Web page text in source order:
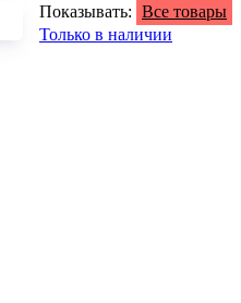
Показывать: Все товары
Только в наличии